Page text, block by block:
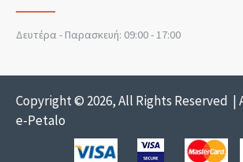
Δευτέρα - Παρασκευή: 09:00 - 17:00
Copyright © 2026, All Rights Reserved |
e-Petalo